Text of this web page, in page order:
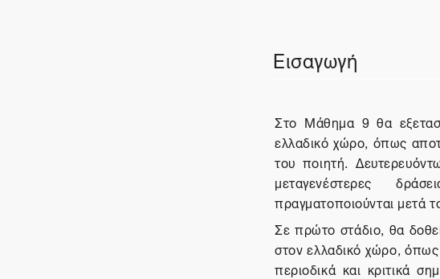
Εισαγωγή
Στο Μάθημα 9 θα
ελλαδικό χώρο, όπως
του ποιητή.
μεταγενέστερες
πραγματοποιούνται μετά
Σε πρώτο στάδιο, θα
στον ελλαδικό χώρο, όπως
περιοδικά και κριτικά